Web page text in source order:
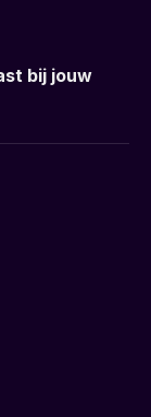
bij jouw